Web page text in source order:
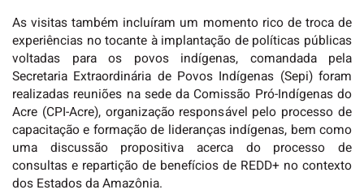
As visitas também incluíram um momento rico de troca de
experiências no tocante à implantação de políticas públicas
voltadas para os povos indígenas, comandada pela
Secretaria Extraordinária de Povos Indígenas (Sepi) foram
realizadas reuniões na sede da Comissão Pró-Indígenas do
Acre (CPI-Acre), organização responsável pelo processo de
capacitação e formação de lideranças indígenas, bem como
uma discussão propositiva acerca do processo de
consultas e repartição de benefícios de REDD+ no contexto
dos Estados da Amazônia.